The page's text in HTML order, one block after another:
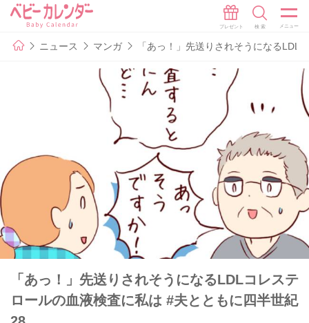
ニュース マンガ 「あっ！」先送りされそうになる
「あっ！」先送りされそうになるLDLコレステ
ロールの血液検査に私は #夫とともに四半世紀